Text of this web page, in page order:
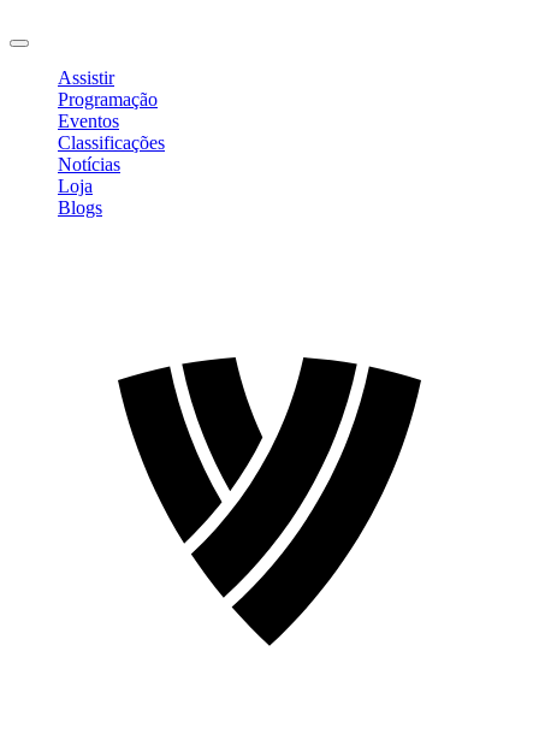
Assistir
Programação
Eventos
Classificações
Notícias
Loja
Blogs